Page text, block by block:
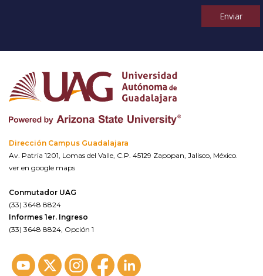
Enviar
Dirección Campus Guadalajara
Av. Patria 1201, Lomas del Valle, C.P. 45129 Zapopan, Jalisco, México.
ver en google maps
Conmutador UAG
(33) 3648 8824
Informes 1er. Ingreso
(33) 3648 8824, Opción 1